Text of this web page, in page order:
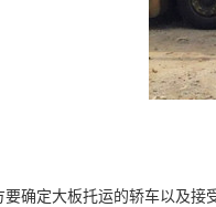
要确定大板托运的轿车以及接